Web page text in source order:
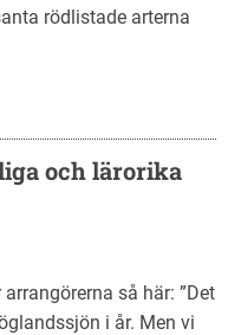
rödlistade arterna
och lärorika
så här: ”Det
i år. Men vi